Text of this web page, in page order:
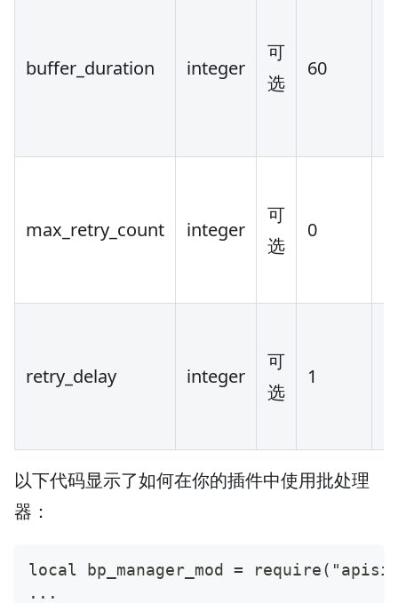
buffer_duration integer
可
选
60
max_retry_count integer
可
选
0
retry_delay integer
可
选
1
以下代码显示了如何在你的插件中使用批处理
器：
local bp_manager_mod =
...